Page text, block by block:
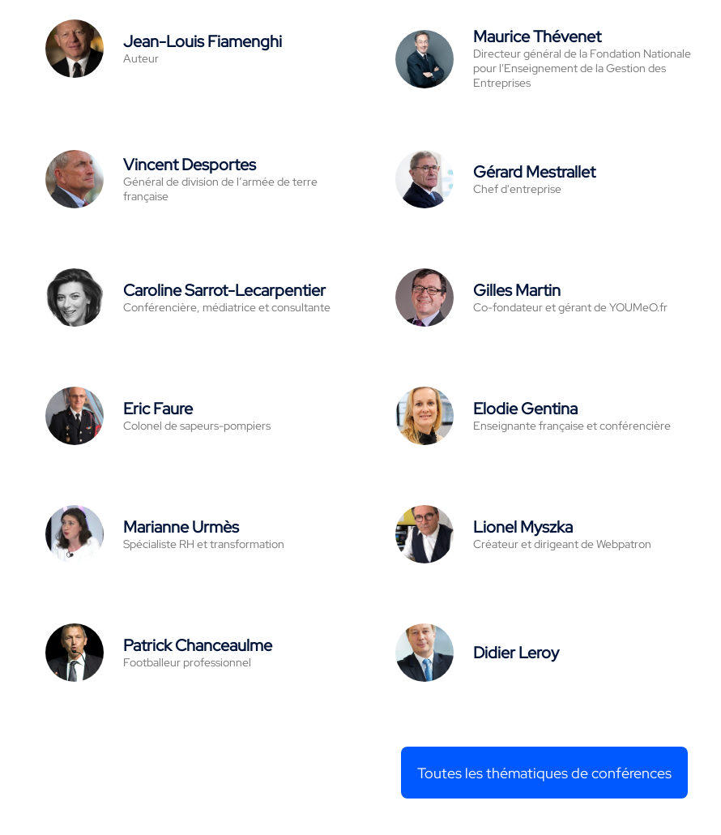
Jean-Louis Fiamenghi
Auteur
Maurice Thévenet
Directeur général de la Fondation Nationale
pour l'Enseignement de la Gestion des
Entreprises
Vincent Desportes
Général de division de l’armée de terre
française
Gérard Mestrallet
Chef d'entreprise
Caroline Sarrot-Lecarpentier
Conférencière, médiatrice et consultante
Gilles Martin
Co-fondateur et gérant de YOUMeO.fr
Eric Faure
Colonel de sapeurs-pompiers
Elodie Gentina
Enseignante française et conférencière
Marianne Urmès
Spécialiste RH et transformation
Lionel Myszka
Créateur et dirigeant de Webpatron
Patrick Chanceaulme
Footballeur professionnel Didier Leroy
Toutes les thématiques de conférences